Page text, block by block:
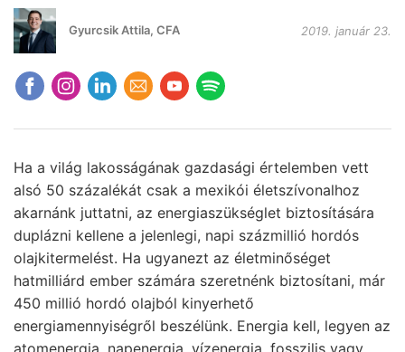
Gyurcsik Attila, CFA 2019. január 23.
Ha a világ lakosságának gazdasági értelemben vett
alsó 50 százalékát csak a mexikói életszívonalhoz
akarnánk juttatni, az energiaszükséglet biztosítására
duplázni kellene a jelenlegi, napi százmillió hordós
olajkitermelést. Ha ugyanezt az életminőséget
hatmilliárd ember számára szeretnénk biztosítani, már
450 millió hordó olajból kinyerhető
energiamennyiségről beszélünk. Energia kell, legyen az
atomenergia, napenergia, vízenergia, fosszilis vagy